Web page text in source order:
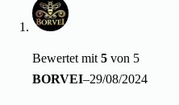
Bewertet mit 5 von 5
BORVEI–29/08/2024